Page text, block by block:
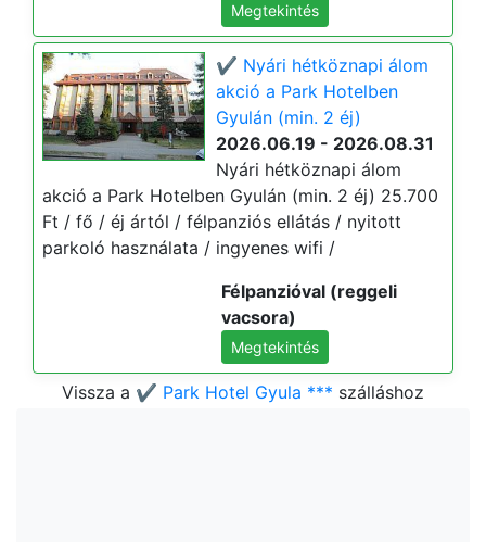
Megtekintés
✔️ Nyári hétköznapi álom
akció a Park Hotelben
Gyulán (min. 2 éj)
2026.06.19 - 2026.08.31
Nyári hétköznapi álom
akció a Park Hotelben Gyulán (min. 2 éj) 25.700
Ft / fő / éj ártól / félpanziós ellátás / nyitott
parkoló használata / ingyenes wifi /
Félpanzióval (reggeli
vacsora)
Megtekintés
Vissza a ✔️ Park Hotel Gyula *** szálláshoz